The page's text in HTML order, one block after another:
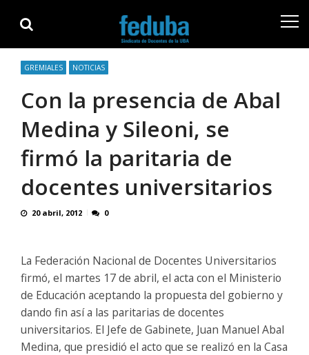
navigation
content
GREMIALES NOTICIAS
Con la presencia de Abal
Medina y Sileoni, se
firmó la paritaria de
docentes universitarios
20 abril, 2012 0
La Federación Nacional de Docentes Universitarios
firmó, el martes 17 de abril, el acta con el Ministerio
de Educación aceptando la propuesta del gobierno y
dando fin así a las paritarias de docentes
universitarios. El Jefe de Gabinete, Juan Manuel Abal
Medina, que presidió el acto que se realizó en la Casa